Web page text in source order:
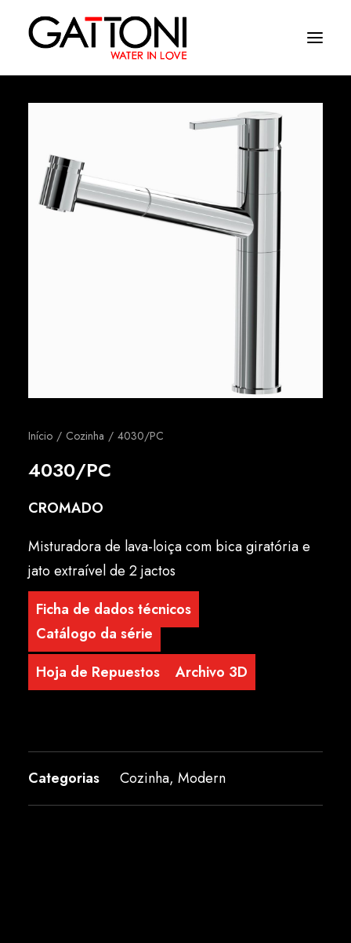
Ambientes
Produtos
Início Cozinha 4030/PC
4030/PC
CROMADO
Misturadora de lava-loiça com bica giratória e
jato extraível de 2 jactos
Ficha de dados técnicos
Catálogo da série
Hoja de Repuestos
Archivo 3D
Categorias Cozinha, Modern